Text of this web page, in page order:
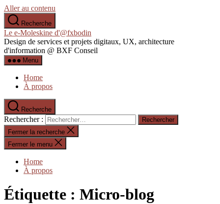
Aller au contenu
Recherche
Le e-Moleskine d'@fxbodin
Design de services et projets digitaux, UX, architecture
d'information @ BXF Conseil
Menu
Home
À propos
Recherche
Rechercher :
Fermer la recherche
Fermer le menu
Home
À propos
Étiquette : Micro-blog